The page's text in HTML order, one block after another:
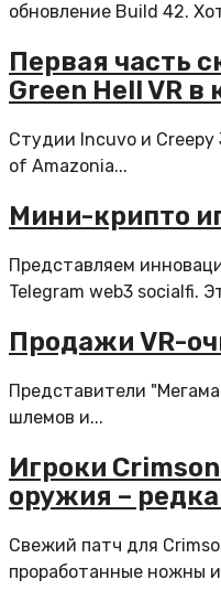
обновление Build 42.
Первая часть
Green Hell VR в
Студии Incuvo и Creepy
of Amazonia...
Мини-крипто
Представляем
Telegram web3 socialfi.
Продажи VR-
Представители
шлемов и...
Игроки
оружия –
Свежий патч для
проработанные ножны